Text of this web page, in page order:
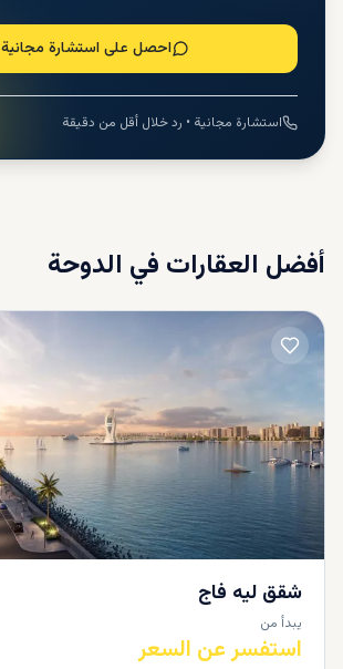
احصل على استشارة مجانية
استشارة مجانية • رد خلال أقل من دقيقة
أفضل العقارات في الدوحة
شقق ليه فاج
يبدأ من
استفسر عن السعر